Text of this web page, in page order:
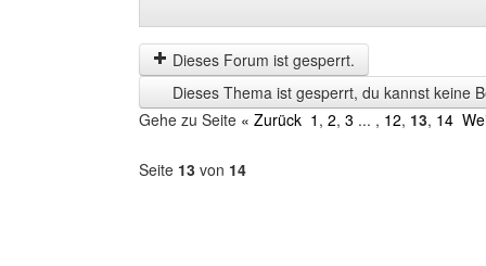
der
letzten
Zeit
anzeigen
by
Dieses Forum ist gesperrt.
Dieses Thema ist gesperrt, du kannst keine
Gehe zu Seite « Zurück 1 , 2, 3 ... , 12, 13, 14
Seite 13 von 14